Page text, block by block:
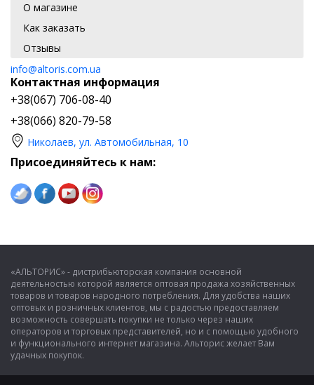
О магазине
Как заказать
Отзывы
info@altoris.com.ua
Контактная информация
+38(067) 706-08-40
+38(066) 820-79-58
Николаев, ул. Автомобильная, 10
Присоединяйтесь к нам:
«АЛЬТОРИС» - дистрибьюторская компания основной
деятельностью которой является оптовая продажа хозяйственных
товаров и товаров народного потребления. Для удобства наших
оптовых и розничных клиентов, мы с радостью предоставляем
возможность совершать покупки не только через наших
операторов и торговых представителей, но и с помощью удобного
и функционального интернет магазина. Альторис желает Вам
удачных покупок.